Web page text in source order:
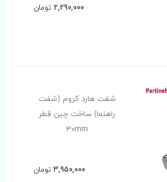
2,290,000 تومان
شفت هارد کروم (شفت
راهنما) ساخت چین قطر
30mm
3,950,000 تومان